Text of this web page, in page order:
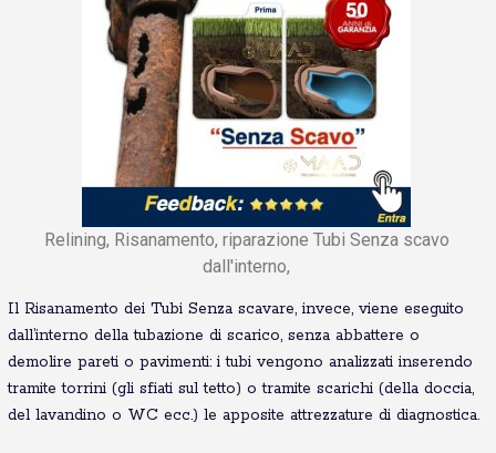
Relining, Risanamento, riparazione Tubi Senza scavo
dall'interno,
Il Risanamento dei Tubi Senza scavare, invece, viene eseguito
dall’interno della tubazione di scarico, senza abbattere o
demolire pareti o pavimenti: i tubi vengono analizzati inserendo
tramite torrini (gli sfiati sul tetto) o tramite scarichi (della doccia,
del lavandino o WC ecc.) le apposite attrezzature di diagnostica.